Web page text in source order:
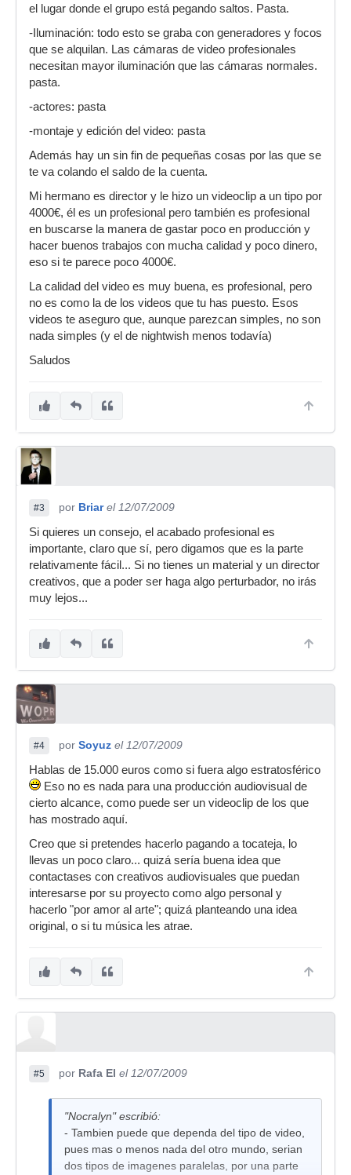
el lugar donde el grupo está pegando saltos. Pasta.
-Iluminación: todo esto se graba con generadores y focos
que se alquilan. Las cámaras de video profesionales
necesitan mayor iluminación que las cámaras normales.
pasta.
-actores: pasta
-montaje y edición del video: pasta
Además hay un sin fin de pequeñas cosas por las que se
te va colando el saldo de la cuenta.
Mi hermano es director y le hizo un videoclip a un tipo por
4000€, él es un profesional pero también es profesional
en buscarse la manera de gastar poco en producción y
hacer buenos trabajos con mucha calidad y poco dinero,
eso si te parece poco 4000€.
La calidad del video es muy buena, es profesional, pero
no es como la de los videos que tu has puesto. Esos
videos te aseguro que, aunque parezcan simples, no son
nada simples (y el de nightwish menos todavía)
Saludos
#3 por Briar el 12/07/2009
Si quieres un consejo, el acabado profesional es
importante, claro que sí, pero digamos que es la parte
relativamente fácil... Si no tienes un material y un director
creativos, que a poder ser haga algo perturbador, no irás
muy lejos...
#4 por Soyuz el 12/07/2009
Hablas de 15.000 euros como si fuera algo estratosférico
Eso no es nada para una producción audiovisual de
cierto alcance, como puede ser un videoclip de los que
has mostrado aquí.
Creo que si pretendes hacerlo pagando a tocateja, lo
llevas un poco claro... quizá sería buena idea que
contactases con creativos audiovisuales que puedan
interesarse por su proyecto como algo personal y
hacerlo "por amor al arte"; quizá planteando una idea
original, o si tu música les atrae.
#5 por Rafa El el 12/07/2009
"Nocralyn" escribió:
- Tambien puede que dependa del tipo de video,
pues mas o menos nada del otro mundo, serian
dos tipos de imagenes paralelas, por una parte